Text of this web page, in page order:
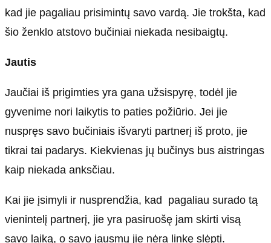
kad jie pagaliau prisimintų savo vardą. Jie trokšta, kad
šio ženklo atstovo bučiniai niekada nesibaigtų.
Jautis
Jaučiai iš prigimties yra gana užsispyrę, todėl jie
gyvenime nori laikytis to paties požiūrio. Jei jie
nuspręs savo bučiniais išvaryti partnerį iš proto, jie
tikrai tai padarys. Kiekvienas jų bučinys bus aistringas
kaip niekada anksčiau.
Kai jie įsimyli ir nusprendžia, kad pagaliau surado tą
vienintelį partnerį, jie yra pasiruošę jam skirti visą
savo laiką, o savo jausmų jie nėra linkę slėpti.